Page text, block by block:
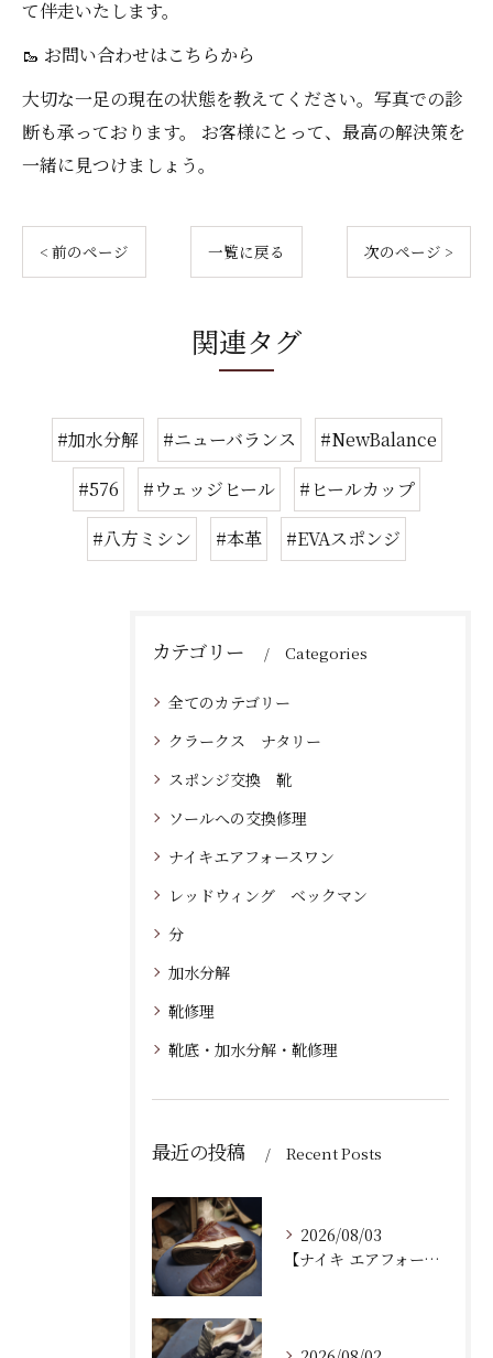
て伴走いたします。
🥾 お問い合わせはこちらから
大切な一足の現在の状態を教えてください。写真での診
断も承っております。 お客様にとって、最高の解決策を
一緒に見つけましょう。
< 前のページ 一覧に戻る 次のページ >
関連タグ
#加水分解 #ニューバランス
#NewBalance
#576
#ウェッジヒール
#ヒールカップ
#八方ミシン
#本革 #EVAスポンジ
カテゴリー Categories
全てのカテゴリー
クラークス ナタリー
スポンジ交換 靴
ソールへの交換修理
ナイキエアフォースワン
レッドウィング ベックマン
分
加水分解
靴修理
靴底・加水分解・靴修理
最近の投稿 Recent Posts
2026/08/03
【ナイキ エアフォース1 修理】加水分解したソール内部クッション交換＆オパンケ縫いで劇的復活！